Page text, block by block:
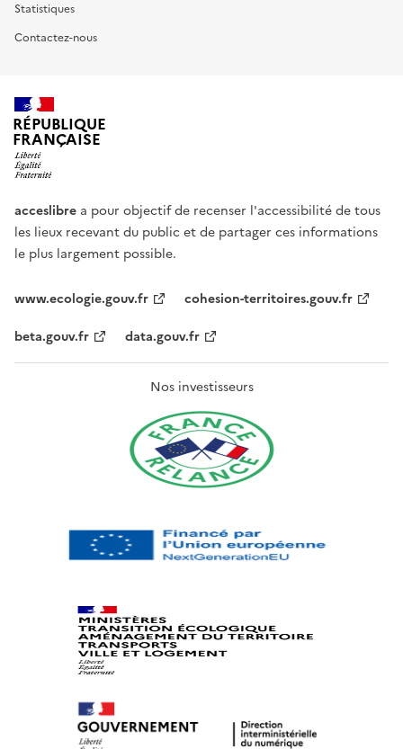
Statistiques
Contactez-nous
RÉPUBLIQUE
FRANÇAISE
acceslibre a pour objectif de recenser l'accessibilité de tous
les lieux recevant du public et de partager ces informations
le plus largement possible.
www.ecologie.gouv.fr
cohesion-territoires.gouv.fr
beta.gouv.fr
data.gouv.fr
Nos investisseurs